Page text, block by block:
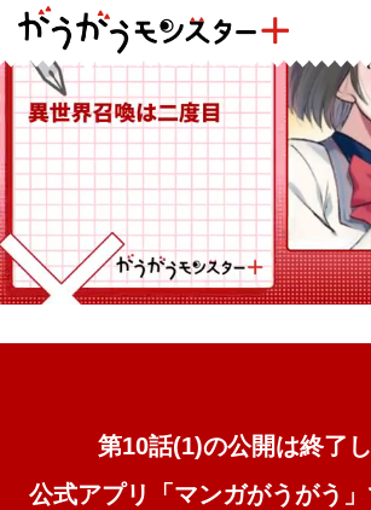
第10話(1)の公開は終了
公式アプリ「マンガがうがう